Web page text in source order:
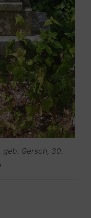
geb. Gersch, 30.